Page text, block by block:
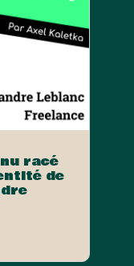
racé
de